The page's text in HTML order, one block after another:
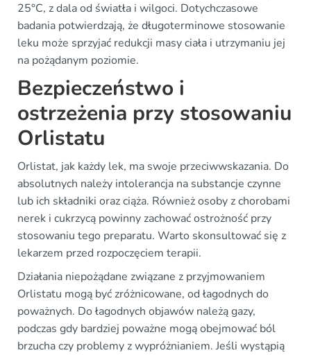
25°C, z dala od światła i wilgoci. Dotychczasowe
badania potwierdzają, że długoterminowe stosowanie
leku może sprzyjać redukcji masy ciała i utrzymaniu jej
na pożądanym poziomie.
Bezpieczeństwo i
ostrzeżenia przy stosowaniu
Orlistatu
Orlistat, jak każdy lek, ma swoje przeciwwskazania. Do
absolutnych należy intolerancja na substancje czynne
lub ich składniki oraz ciąża. Również osoby z chorobami
nerek i cukrzycą powinny zachować ostrożność przy
stosowaniu tego preparatu. Warto skonsultować się z
lekarzem przed rozpoczęciem terapii.
Działania niepożądane związane z przyjmowaniem
Orlistatu mogą być zróżnicowane, od łagodnych do
poważnych. Do łagodnych objawów należą gazy,
podczas gdy bardziej poważne mogą obejmować ból
brzucha czy problemy z wypróżnianiem. Jeśli wystąpią